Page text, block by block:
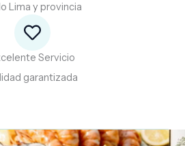
Lima y provincia
Servicio
garantizada